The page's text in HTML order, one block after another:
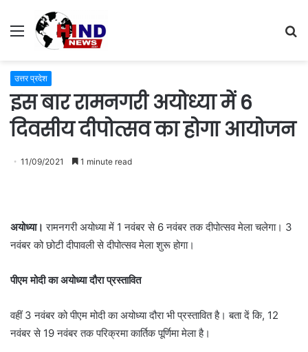
Menu
उत्तर प्रदेश
इस बार रामनगरी अयोध्या में 6
दिवसीय दीपोत्सव का होगा आयोजन
11/09/2021 1 minute read
अयोध्या।रामनगरी अयोध्या में 1 नवंबर से 6 नवंबर तक दीपोत्सव मेला चलेगा। 3
नवंबर को छोटी दीपावली से दीपोत्सव मेला शुरू होगा।
पीएम मोदी का अयोध्या दौरा प्रस्तावित
वहीं 3 नवंबर को पीएम मोदी का अयोध्या दौरा भी प्रस्तावित है। बता दें कि, 12
नवंबर से 19 नवंबर तक परिक्रमा कार्तिक पूर्णिमा मेला है।